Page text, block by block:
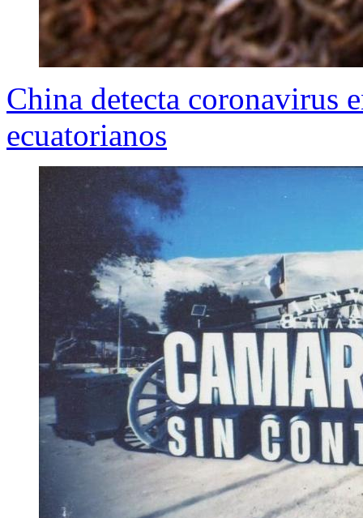
China detecta coronavirus
ecuatorianos